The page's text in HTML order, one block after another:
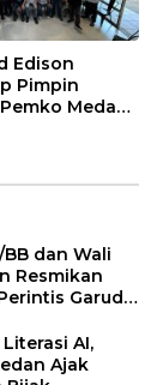
Edison
Pimpin
Medan,
dan Wali
Resmikan
Garuda,
Johor-
AI,
Ajak